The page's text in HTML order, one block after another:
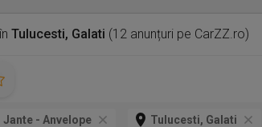
Tulucesti, Galati (12 anunțuri pe CarZZ.ro)
Jante - Anvelope Tulucesti, Galati